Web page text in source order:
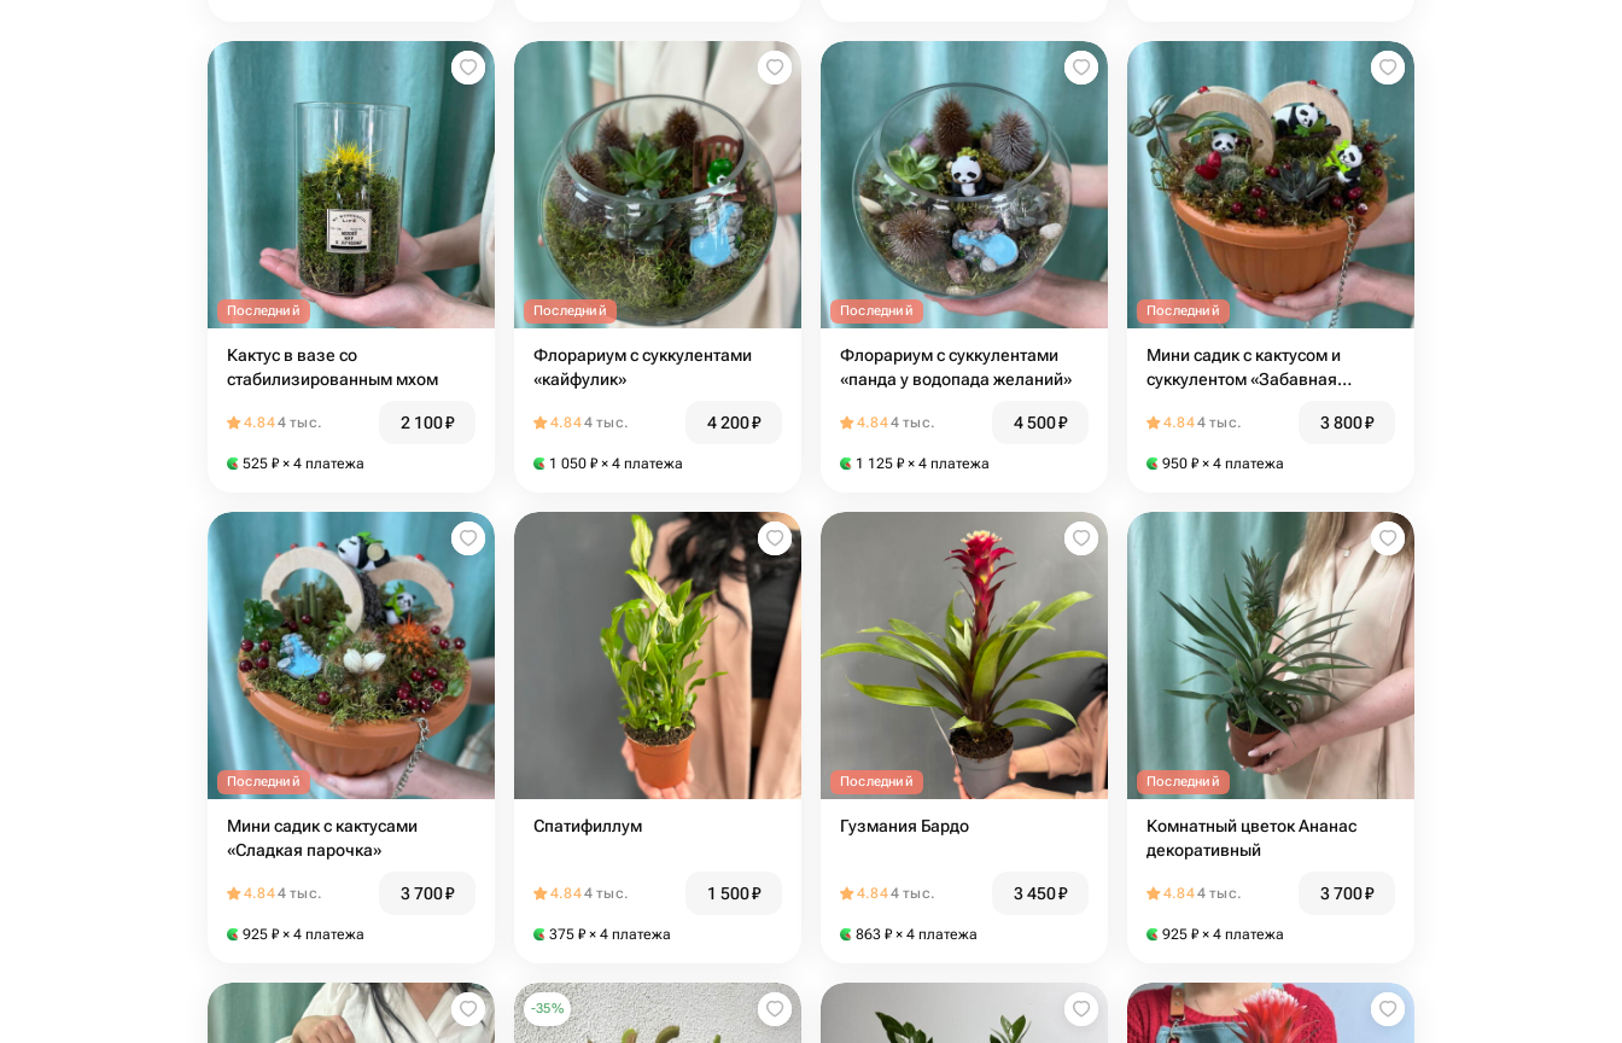
Последний
Кактус в вазе со
стабилизированным мхом
4.844 тыс. 2 100₽
525 ₽ × 4 платежа
Последний
Флорариум с суккулентами
«кайфулик»
4.844 тыс. 4 200₽
1 050 ₽ × 4 платежа
Последний
Флорариум с суккулентами
«панда у водопада желаний»
4.844 тыс. 4 500₽
1 125 ₽ × 4 платежа
Последний
Мини садик с кактусом и
суккулентом «Забавная
4.844 тыс. 3 800₽
950 ₽ × 4 платежа
Последний
Мини садик с кактусами
«Сладкая парочка»
4.844 тыс. 3 700₽
925 ₽ × 4 платежа
Спатифиллум
4.844 тыс. 1 500₽
375 ₽ × 4 платежа
Последний
Гузмания Бардо
4.844 тыс. 3 450₽
863 ₽ × 4 платежа
Последний
Комнатный цветок Ананас
декоративный
4.844 тыс. 3 700₽
925 ₽ × 4 платежа
-35%